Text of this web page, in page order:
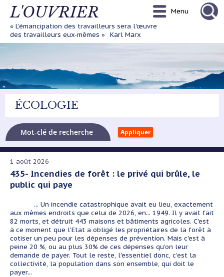
Aller
principal
L'OUVRIER
« L'émancipation des travailleurs sera l'œuvre
des travailleurs eux-mêmes »
Karl Marx
Menu
ÉCOLOGIE
1 août 2026
435- Incendies de forêt : le privé qui brûle, le
public qui paye
... Un incendie catastrophique avait eu lieu, exactement
aux mêmes endroits que celui de 2026, en... 1949. Il y avait fait
82 morts, et détruit 443 maisons et bâtiments agricoles. C'est
à ce moment que l'Etat a obligé les propriétaires de la forêt à
cotiser un peu pour les dépenses de prévention. Mais c'est à
peine 20 %, ou au plus 30% de ces dépenses qu'on leur
demande de payer. Tout le reste, l'essentiel donc, c'est la
collectivité, la population dans son ensemble, qui doit le
payer...